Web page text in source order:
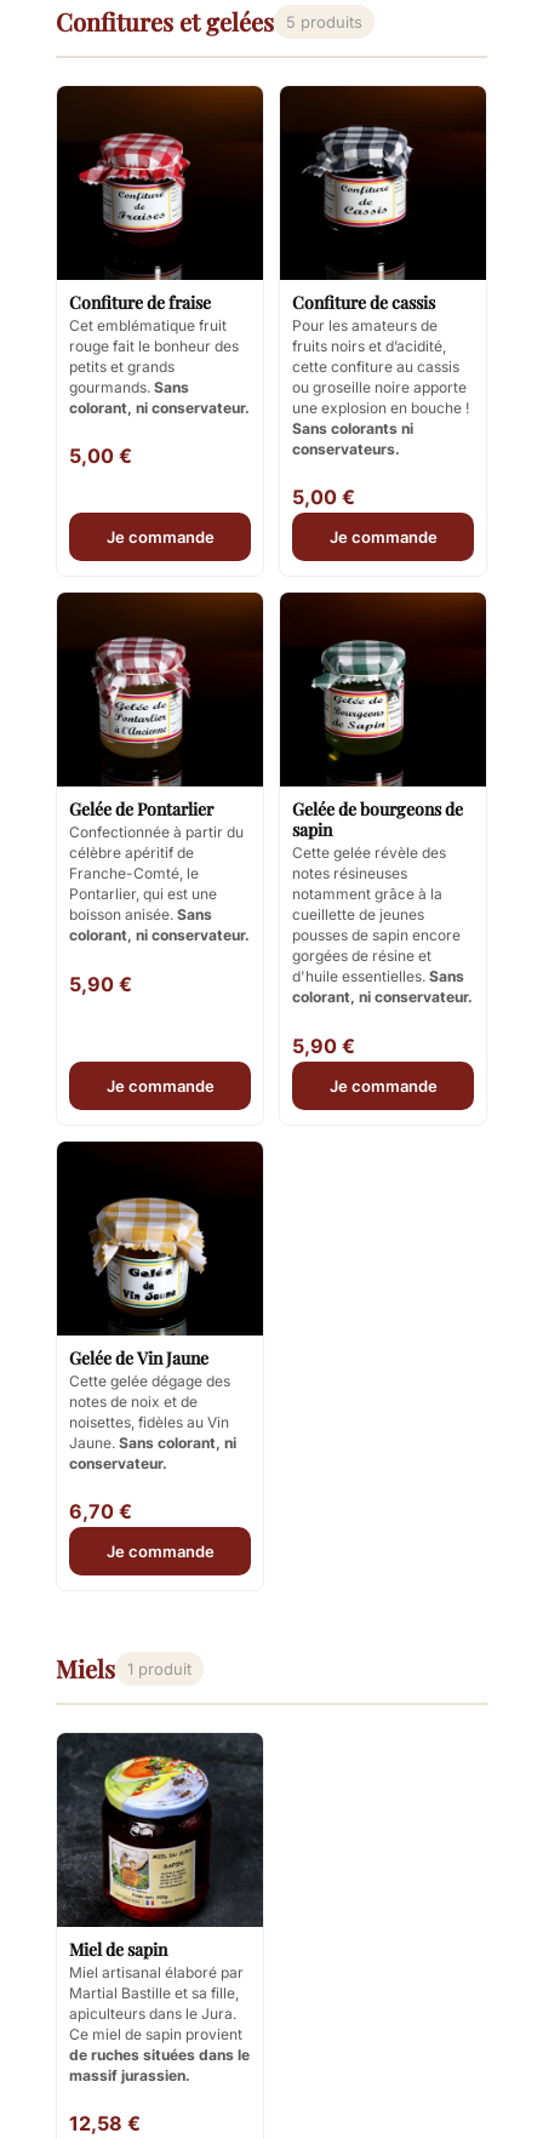
Confitures et gelées 5 produits
Confiture de fraise
Cet emblématique fruit
rouge fait le bonheur des
petits et grands
gourmands. Sans
colorant, ni conservateur.
5,00 €
Je commande
Confiture de cassis
Pour les amateurs de
fruits noirs et d’acidité,
cette confiture au cassis
ou groseille noire apporte
une explosion en bouche !
Sans colorants ni
conservateurs.
5,00 €
Je commande
Gelée de Pontarlier
Confectionnée à partir du
célèbre apéritif de
Franche-Comté, le
Pontarlier, qui est une
boisson anisée. Sans
colorant, ni conservateur.
5,90 €
Je commande
Gelée de bourgeons de
sapin
Cette gelée révèle des
notes résineuses
notamment grâce à la
cueillette de jeunes
pousses de sapin encore
gorgées de résine et
d'huile essentielles. Sans
colorant, ni conservateur.
5,90 €
Je commande
Gelée de Vin Jaune
Cette gelée dégage des
notes de noix et de
noisettes, fidèles au Vin
Jaune. Sans colorant, ni
conservateur.
6,70 €
Je commande
Miels 1 produit
Miel de sapin
Miel artisanal élaboré par
Martial Bastille et sa fille,
apiculteurs dans le Jura.
Ce miel de sapin provient
de ruches situées dans le
massif jurassien.
12,58 €